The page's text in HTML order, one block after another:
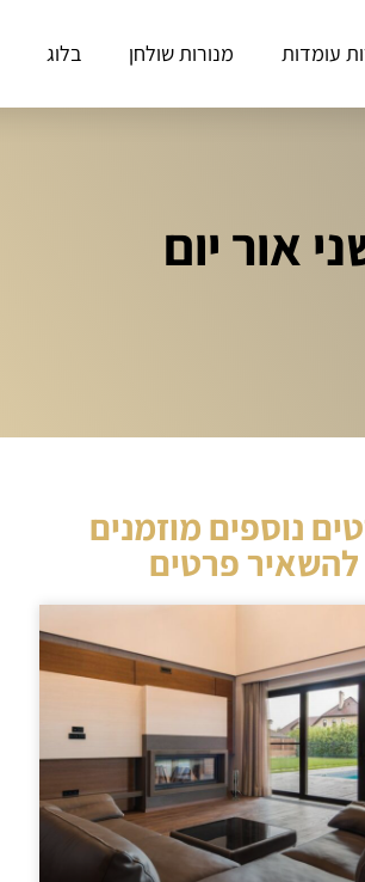
עומדות מנורות שולחן בלוג
אור יום
נוספים מוזמנים
להשאיר פרטים